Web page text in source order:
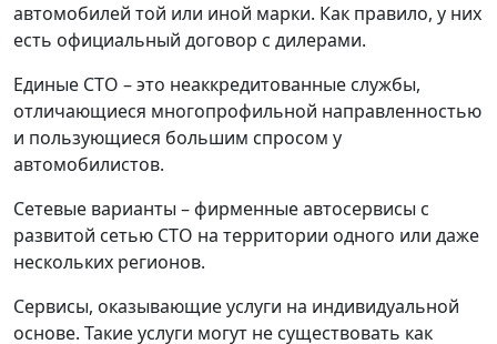
автомобилей той или иной марки. Как правило, у них
есть официальный договор с дилерами.
Единые СТО – это неаккредитованные службы,
отличающиеся многопрофильной направленностью
и пользующиеся большим спросом у
автомобилистов.
Сетевые варианты – фирменные автосервисы с
развитой сетью СТО на территории одного или даже
нескольких регионов.
Сервисы, оказывающие услуги на индивидуальной
основе. Такие услуги могут не существовать как